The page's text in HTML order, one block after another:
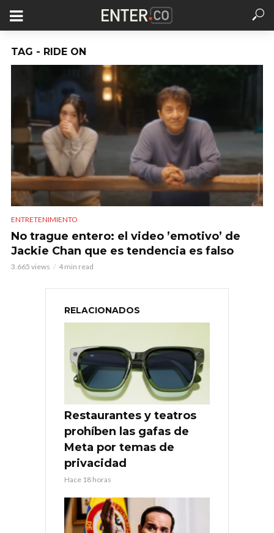
TAG - RIDE ON
ENTRETENIMIENTO
No trague entero: el video ’emotivo’ de
Jackie Chan que es tendencia es falso
3.665 views 4 min read
RELACIONADOS
Restaurantes y teatros
prohíben las gafas de
Meta por temas de
privacidad
Hace 18 horas